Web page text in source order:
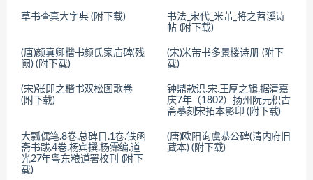
草书查真大字典 (附下载)
书法_宋代_米芾_将之苕溪诗
帖 (附下载)
(唐)颜真卿楷书颜氏家庙碑(残
阙) (附下载)
(宋)米芾书多景楼诗册 (附下
载)
(宋)张即之楷书双松图歌卷
(附下载)
钟鼎款识.宋.王厚之辑.据清嘉
庆7年（1802）扬州阮元积古
斋摹刻宋拓本影印 (附下载)
大瓢偶笔.8卷.总碑目.1卷.铁函
斋书跋.4卷.杨宾撰.杨霈编.道
光27年粤东粮道署校刊 (附下
载)
(唐)欧阳询虞恭公碑(清内府旧
藏本) (附下载)